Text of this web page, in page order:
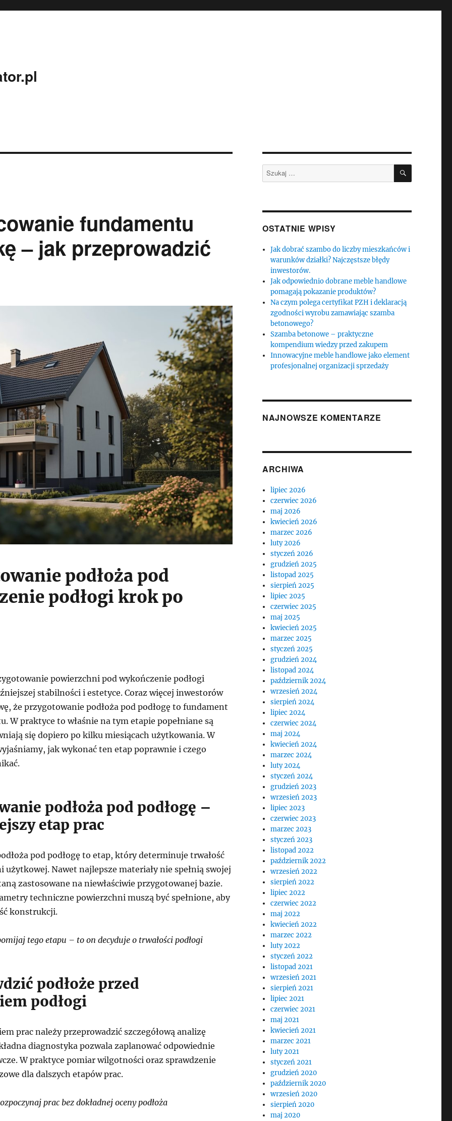
fundamentu
– jak przeprowadzić
podłoża pod
podłogi krok po
powierzchni pod wykończenie podłogi
stabilności i estetyce. Coraz więcej inwestorów
że przygotowanie podłoża pod podłogę to fundament
W praktyce to właśnie na tym etapie popełniane są
się dopiero po kilku miesiącach użytkowania. W
jak wykonać ten etap poprawnie i czego
podłoża pod podłogę –
etap prac
pod podłogę to etap, który determinuje trwałość
użytkowej. Nawet najlepsze materiały nie spełnią swojej
zastosowane na niewłaściwie przygotowanej bazie.
techniczne powierzchni muszą być spełnione, aby
konstrukcji.
tego etapu – to on decyduje o trwałości podłogi
podłoże przed
podłogi
prac należy przeprowadzić szczegółową analizę
diagnostyka pozwala zaplanować odpowiednie
W praktyce pomiar wilgotności oraz sprawdzenie
dla dalszych etapów prac.
prac bez dokładnej oceny podłoża
Szukaj: SZUKAJ
OSTATNIE WPISY
Jak dobrać szambo do liczby mieszkańców i
warunków działki? Najczęstsze błędy
inwestorów.
Jak odpowiednio dobrane meble handlowe
pomagają pokazanie produktów?
Na czym polega certyfikat PZH i deklaracją
zgodności wyrobu zamawiając szamba
betonowego?
Szamba betonowe – praktyczne
kompendium wiedzy przed zakupem
Innowacyjne meble handlowe jako element
profesjonalnej organizacji sprzedaży
NAJNOWSZE KOMENTARZE
ARCHIWA
lipiec 2026
czerwiec 2026
maj 2026
kwiecień 2026
marzec 2026
luty 2026
styczeń 2026
grudzień 2025
listopad 2025
sierpień 2025
lipiec 2025
czerwiec 2025
maj 2025
kwiecień 2025
marzec 2025
styczeń 2025
grudzień 2024
listopad 2024
październik 2024
wrzesień 2024
sierpień 2024
lipiec 2024
czerwiec 2024
maj 2024
kwiecień 2024
marzec 2024
luty 2024
styczeń 2024
grudzień 2023
wrzesień 2023
lipiec 2023
czerwiec 2023
marzec 2023
styczeń 2023
listopad 2022
październik 2022
wrzesień 2022
sierpień 2022
lipiec 2022
czerwiec 2022
maj 2022
kwiecień 2022
marzec 2022
luty 2022
styczeń 2022
listopad 2021
wrzesień 2021
sierpień 2021
lipiec 2021
czerwiec 2021
maj 2021
kwiecień 2021
marzec 2021
luty 2021
styczeń 2021
grudzień 2020
październik 2020
wrzesień 2020
sierpień 2020
maj 2020